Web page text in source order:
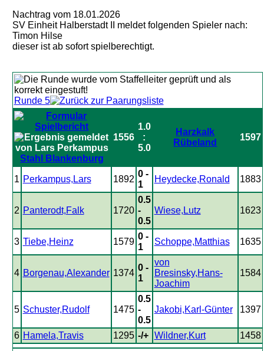
Nachtrag vom 18.01.2026
SV Einheit Halberstadt II meldet folgenden Spieler nach:
Timon Hilse
dieser ist ab sofort spielberechtigt.
Runde 5
Stahl Blankenburg
1556
1.0
:
5.0
Harzkalk
Rübeland
1597
1 Perkampus,Lars 1892
0 -
1
Heydecke,Ronald 1883
2 Panterodt,Falk 1720
0.5
-
0.5
Wiese,Lutz 1623
3 Tiebe,Heinz 1579
0 -
1
Schoppe,Matthias 1635
4 Borgenau,Alexander 1374
0 -
1
von
Bresinsky,Hans-
Joachim
1584
5 Schuster,Rudolf 1475
0.5
-
0.5
Jakobi,Karl-Günter 1397
6 Hamela,Travis 1295 -/+ Wildner,Kurt 1458